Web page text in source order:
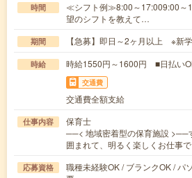
時間
≪シフト例≫8:00～17:009:00～
望のシフトを教えて…
期間 【急募】即日～2ヶ月以上 ※新
時給 時給1550円～1600円 ■日払い
交通費
交通費全額支給
仕事内容
保育士
──< 地域密着型の保育施設 >──
囲まれて、明るく楽しくお仕事
応募資格
職種未経験OK / ブランクOK / パ